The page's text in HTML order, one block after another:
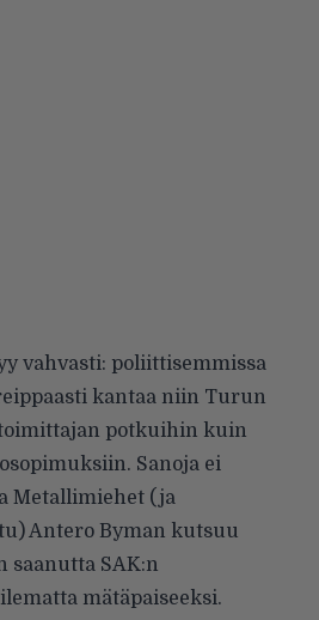
vahvasti: poliittisemmissa
kantaa niin Turun
potkuihin kuin
Sanoja ei
Metallimiehet (ja
Antero Byman kutsuu
SAK:n
mätäpaiseeksi.